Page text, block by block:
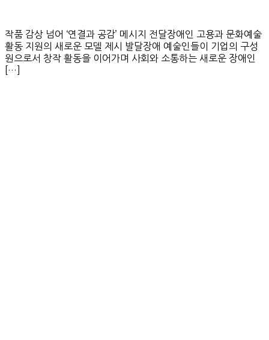
작품 감상 넘어 ‘연결과 공감’ 메시지 전달장애인 고용과 문화예술
활동 지원의 새로운 모델 제시 발달장애 예술인들이 기업의 구성
원으로서 창작 활동을 이어가며 사회와 소통하는 새로운 장애인
[…]